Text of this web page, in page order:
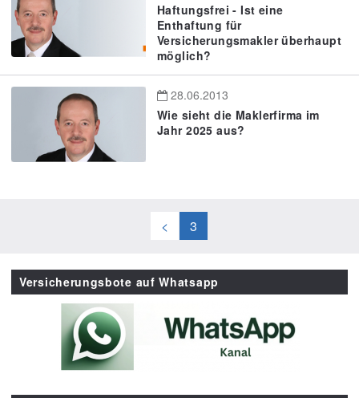
Haftungsfrei - Ist eine
Enthaftung für
Versicherungsmakler überhaupt
möglich?
28.06.2013
Wie sieht die Maklerfirma im
Jahr 2025 aus?
< 3
Versicherungsbote auf Whatsapp